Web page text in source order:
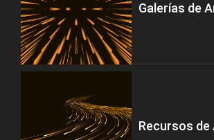
Galerías de
Recursos de